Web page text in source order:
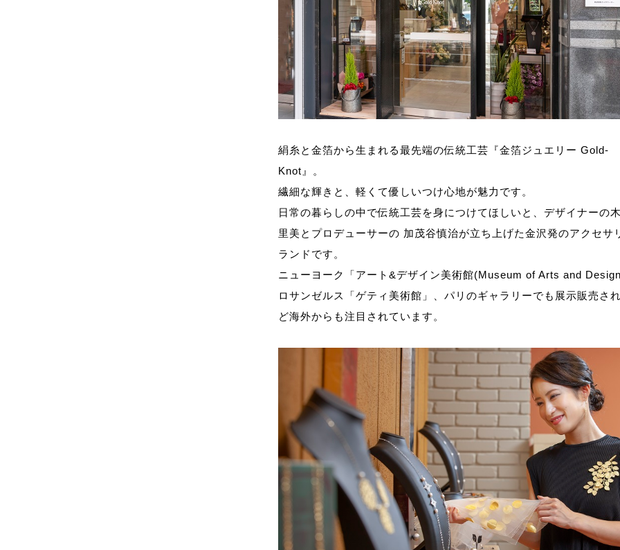
絹糸と金箔から生まれる最先端の伝統工芸『金箔ジュエリー Gold-
Knot』。
繊細な輝きと、軽くて優しいつけ心地が魅力です。
日常の暮らしの中で伝統工芸を身につけてほしいと、デザイナーの
里美とプロデューサーの 加茂谷慎治が立ち上げた金沢発のアクセサ
ランドです。
ニューヨーク「アート&デザイン美術館(Museum of Arts and
ロサンゼルス「ゲティ美術館」、パリのギャラリーでも展示販売さ
ど海外からも注目されています。